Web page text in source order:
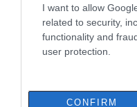
I want to allow
related to security,
functionality and
user protection.
CONFIRM